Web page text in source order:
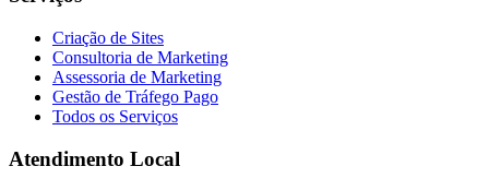
Criação de Sites
Consultoria de Marketing
Assessoria de Marketing
Gestão de Tráfego Pago
Todos os Serviços
Atendimento Local